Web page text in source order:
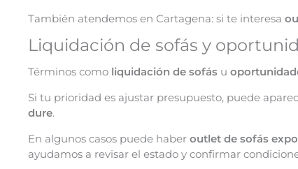
También atendemos en Cartagena: si te interesa
Liquidación de sofás y
Términos como liquidación de sofás u
Si tu prioridad es ajustar presupuesto, puede
dure.
En algunos casos puede haber outlet de sofás
ayudamos a revisar el estado y confirmar